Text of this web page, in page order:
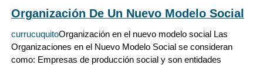
Organización De Un Nuevo Modelo Social
currucuquitoOrganización en el nuevo modelo social Las
Organizaciones en el Nuevo Modelo Social se consideran
como: Empresas de producción social y son entidades